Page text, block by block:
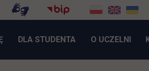
LINK OTWIERA SIĘ W NOWEJ KARCIE
DLA STUDENTA O UCZELNI